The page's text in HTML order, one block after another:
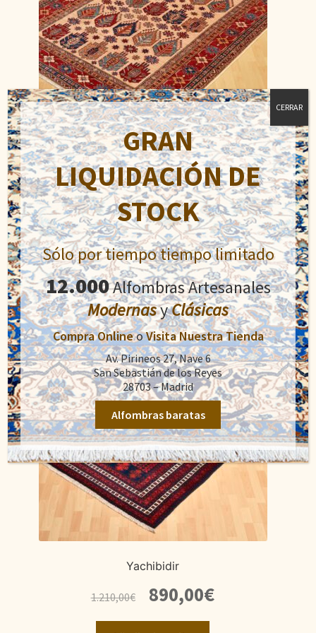
Kazak Super Fino
1.800,00€
El
precio
original
era:
1.800,00€.
1.210,00€El
precio
actual
es:
1.210,00€.
Añadir al carrito
Yachibidir
1.210,00€ precio
original
890,00€El
precio
GRAN
LIQUIDACIÓN DE
STOCK
Sólo por tiempo tiempo limitado
12.000Alfombras Artesanales
ModernasyClásicas
Compra OnlineoVisita Nuestra Tienda
Av. Pirineos 27, Nave 6
San Sebastián de los Reyes
28703 – Madrid
Alfombras baratas
CERRAR